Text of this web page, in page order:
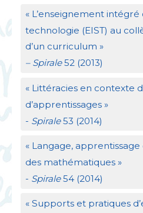
« L’enseignement
technologie (EIST) au
d’un curriculum »
– Spirale52 (2013)
« Littéracies en contexte
d’apprentissages »
- Spirale53 (2014)
« Langage,
des mathématiques »
- Spirale54 (2014)
« Supports et pratiques